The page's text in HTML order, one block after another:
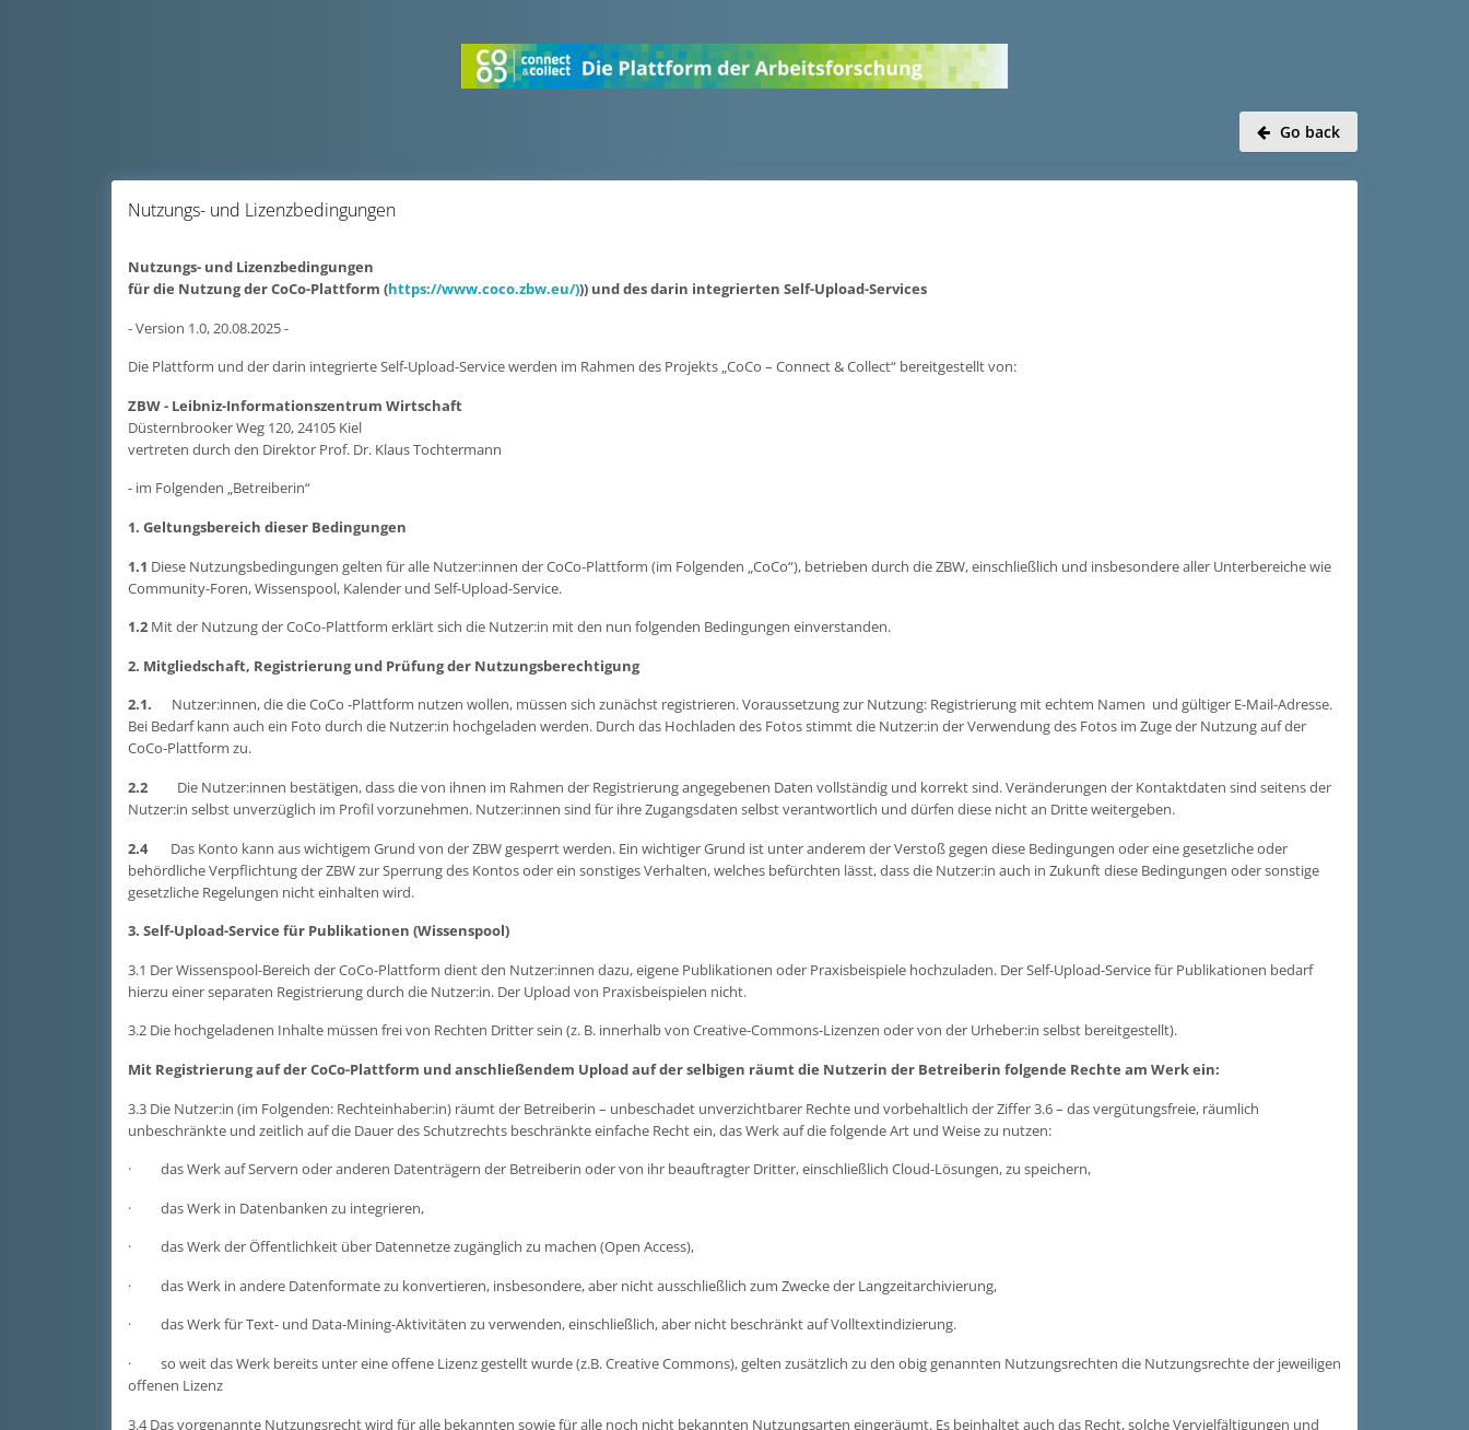
Go back
Nutzungs- und Lizenzbedingungen
Nutzungs- und Lizenzbedingungen
für die Nutzung der CoCo-Plattform (https://www.coco.zbw.eu/))) und des darin integrierten Self-Upload-Services
- Version 1.0, 20.08.2025 -
Die Plattform und der darin integrierte Self-Upload-Service werden im Rahmen des Projekts „CoCo – Connect & Collect“ bereitgestellt von:
ZBW - Leibniz-Informationszentrum Wirtschaft
Düsternbrooker Weg 120, 24105 Kiel
vertreten durch den Direktor Prof. Dr. Klaus Tochtermann
- im Folgenden „Betreiberin“
1. Geltungsbereich dieser Bedingungen
1.1 Diese Nutzungsbedingungen gelten für alle Nutzer:innen der CoCo-Plattform (im Folgenden „CoCo“), betrieben durch die ZBW, einschließlich und insbesondere aller Unterbereiche wie
Community-Foren, Wissenspool, Kalender und Self-Upload-Service.
1.2 Mit der Nutzung der CoCo-Plattform erklärt sich die Nutzer:in mit den nun folgenden Bedingungen einverstanden.
2. Mitgliedschaft, Registrierung und Prüfung der Nutzungsberechtigung
2.1. Nutzer:innen, die die CoCo -Plattform nutzen wollen, müssen sich zunächst registrieren. Voraussetzung zur Nutzung: Registrierung mit echtem Namen und gültiger E-Mail-Adresse.
Bei Bedarf kann auch ein Foto durch die Nutzer:in hochgeladen werden. Durch das Hochladen des Fotos stimmt die Nutzer:in der Verwendung des Fotos im Zuge der Nutzung auf der
CoCo-Plattform zu.
2.2 Die Nutzer:innen bestätigen, dass die von ihnen im Rahmen der Registrierung angegebenen Daten vollständig und korrekt sind. Veränderungen der Kontaktdaten sind seitens der
Nutzer:in selbst unverzüglich im Profil vorzunehmen. Nutzer:innen sind für ihre Zugangsdaten selbst verantwortlich und dürfen diese nicht an Dritte weitergeben.
2.4Das Konto kann aus wichtigem Grund von der ZBW gesperrt werden. Ein wichtiger Grund ist unter anderem der Verstoß gegen diese Bedingungen oder eine gesetzliche oder
behördliche Verpflichtung der ZBW zur Sperrung des Kontos oder ein sonstiges Verhalten, welches befürchten lässt, dass die Nutzer:in auch in Zukunft diese Bedingungen oder sonstige
gesetzliche Regelungen nicht einhalten wird.
3. Self-Upload-Service für Publikationen (Wissenspool)
3.1 Der Wissenspool-Bereich der CoCo-Plattform dient den Nutzer:innen dazu, eigene Publikationen oder Praxisbeispiele hochzuladen. Der Self-Upload-Service für Publikationen bedarf
hierzu einer separaten Registrierung durch die Nutzer:in. Der Upload von Praxisbeispielen nicht.
3.2 Die hochgeladenen Inhalte müssen frei von Rechten Dritter sein (z. B. innerhalb von Creative-Commons-Lizenzen oder von der Urheber:in selbst bereitgestellt).
Mit Registrierung auf der CoCo-Plattform und anschließendem Upload auf der selbigen räumt die Nutzerin der Betreiberin folgende Rechte am Werk ein:
3.3 Die Nutzer:in (im Folgenden: Rechteinhaber:in) räumt der Betreiberin – unbeschadet unverzichtbarer Rechte und vorbehaltlich der Ziffer 3.6 – das vergütungsfreie, räumlich
unbeschränkte und zeitlich auf die Dauer des Schutzrechts beschränkte einfache Recht ein, das Werk auf die folgende Art und Weise zu nutzen:
· das Werk auf Servern oder anderen Datenträgern der Betreiberin oder von ihr beauftragter Dritter, einschließlich Cloud-Lösungen, zu speichern,
· das Werk in Datenbanken zu integrieren,
· das Werk der Öffentlichkeit über Datennetze zugänglich zu machen (Open Access),
· das Werk in andere Datenformate zu konvertieren, insbesondere, aber nicht ausschließlich zum Zwecke der Langzeitarchivierung,
· das Werk für Text- und Data-Mining-Aktivitäten zu verwenden, einschließlich, aber nicht beschränkt auf Volltextindizierung.
· so weit das Werk bereits unter eine offene Lizenz gestellt wurde (z.B. Creative Commons), gelten zusätzlich zu den obig genannten Nutzungsrechten die Nutzungsrechte der jeweiligen
offenen Lizenz
3.4 Das vorgenannte Nutzungsrecht wird für alle bekannten sowie für alle noch nicht bekannten Nutzungsarten eingeräumt. Es beinhaltet auch das Recht, solche Vervielfältigungen und